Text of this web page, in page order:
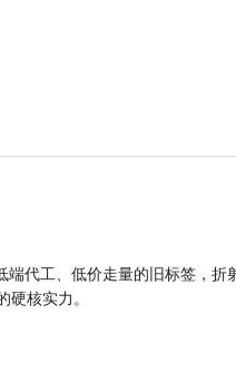
代工、低价走量的旧标签，折
核实力。